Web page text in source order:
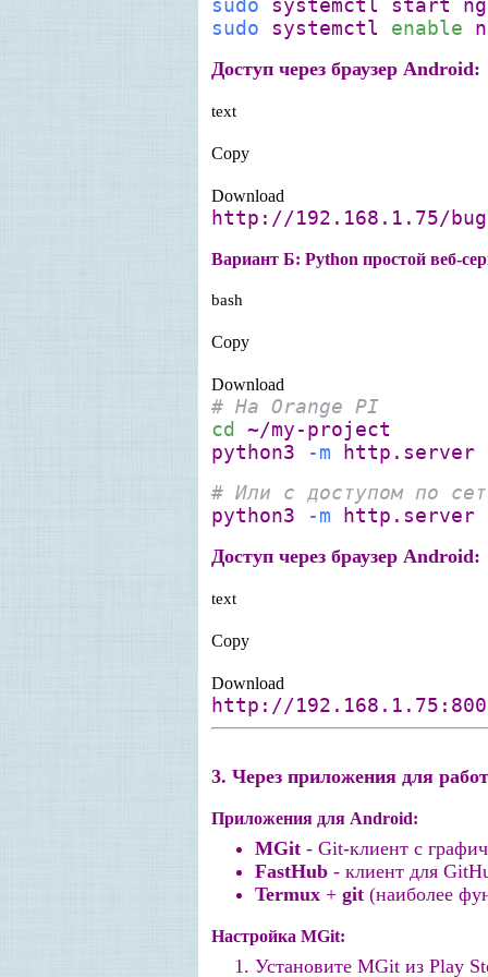
sudo systemctl start
sudo systemctl enable
Доступ через браузер Android:
text
Copy
Download
http://192.168.1.75/
Вариант Б: Python простой веб-
bash
Copy
Download
# На Orange PI
cd
~/my-project
python3
-m http.server
# Или с доступом по
python3
-m http.server
Доступ через браузер Android:
text
Copy
Download
http://
3. Через приложения для
Приложения для Android:
MGit - Git-клиент с
FastHub - клиент для
Termux + git (наиболее
Настройка MGit:
Установите MGit из Play